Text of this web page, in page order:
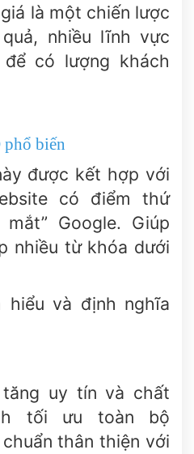
là một chiến lược
nhiều lĩnh vực
có lượng khách
phổ biến​
được kết hợp với
có điểm thứ
Google. Giúp
nhiều từ khóa dưới
hiểu và định nghĩa
uy tín và chất
tối ưu toàn bộ
thân thiện với